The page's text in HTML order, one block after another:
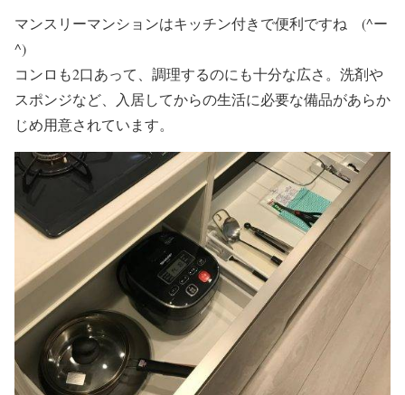
マンスリーマンションはキッチン付きで便利ですね (^ー
^)
コンロも2口あって、調理するのにも十分な広さ。洗剤や
スポンジなど、入居してからの生活に必要な備品があらか
じめ用意されています。